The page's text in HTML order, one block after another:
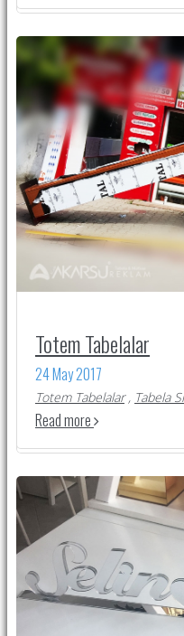
Totem Tabelalar
24 May 2017
Totem Tabelalar, Tabela
Read more